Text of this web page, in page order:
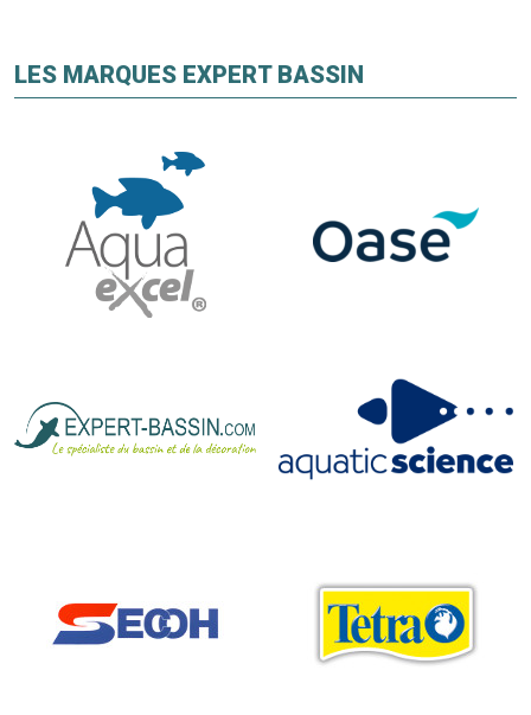
LES MARQUES EXPERT BASSIN